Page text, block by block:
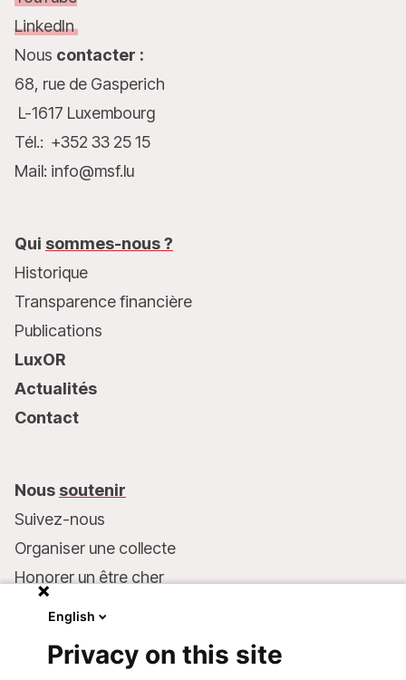
LinkedIn
Nous contacter :
68, rue de Gasperich
L-1617 Luxembourg
Tél.: +352 33 25 15
Mail: info@msf.lu
Qui sommes-nous ?
Historique
Transparence financière
Publications
LuxOR
Actualités
Contact
Nous soutenir
Suivez-nous
Organiser une collecte
Honorer un être cher
Faire un don
English
Privacy on this site